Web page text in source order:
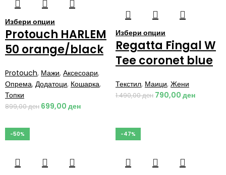
Избери опции
Protouch HARLEM
50 orange/black
Protouch, Мажи, Аксесоари,
Опрема, Додатоци, Кошарка,
Топки
899,00ден 699,00 ден
Избери опции
Regatta Fingal W
Tee coronet blue
Текстил, Маици, Жени
1.490,00ден 790,00 ден
-50% -47%